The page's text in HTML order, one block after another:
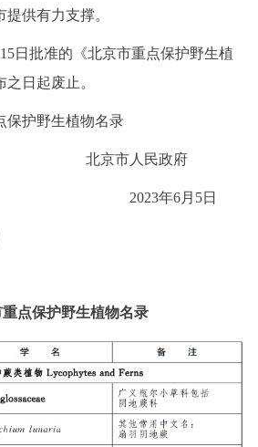
十六区概览
العربية PORTUGUÊS
供有力支撑。
批准的《北京市重点保护野生植
日起废止。
护野生植物名录
北京市人民政府
2023年6月5日
点保护野生植物名录